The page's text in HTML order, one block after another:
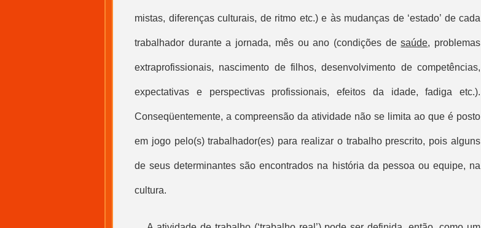
mistas, diferenças culturais, de ritmo etc.) e às mudanças de ‘estado’ de cada
trabalhador durante a jornada, mês ou ano (condições desaúde, problemas
extraprofissionais, nascimento de filhos, desenvolvimento de competências,
expectativas e perspectivas profissionais, efeitos da idade, fadiga etc.).
Conseqüentemente, a compreensão da atividade não se limita ao que é posto
em jogo pelo(s) trabalhador(es) para realizar o trabalho prescrito, pois alguns
de seus determinantes são encontrados na história da pessoa ou equipe, na
cultura.